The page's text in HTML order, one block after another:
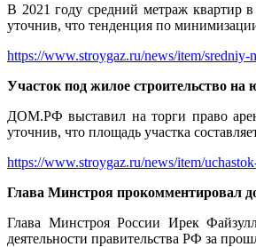
В 2021 году средний метраж квартир
уточнив, что тенденция по
https://www.stroygaz.ru/news/item/
Участок под жилое строительство на
ДОМ.РФ выставил на торги право
уточнив, что площадь участка
https://www.stroygaz.ru/news/item/
Глава Минстроя прокомментировал
Глава Минстроя России Ирек
деятельности правительства РФ за